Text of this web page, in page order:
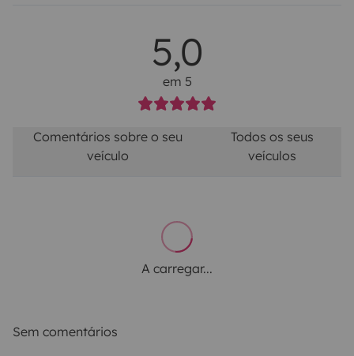
5,0
em 5
Comentários sobre o seu
veículo
Todos os seus
veículos
A carregar...
Sem comentários